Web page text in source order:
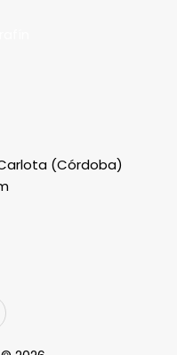
Carlota (Córdoba)